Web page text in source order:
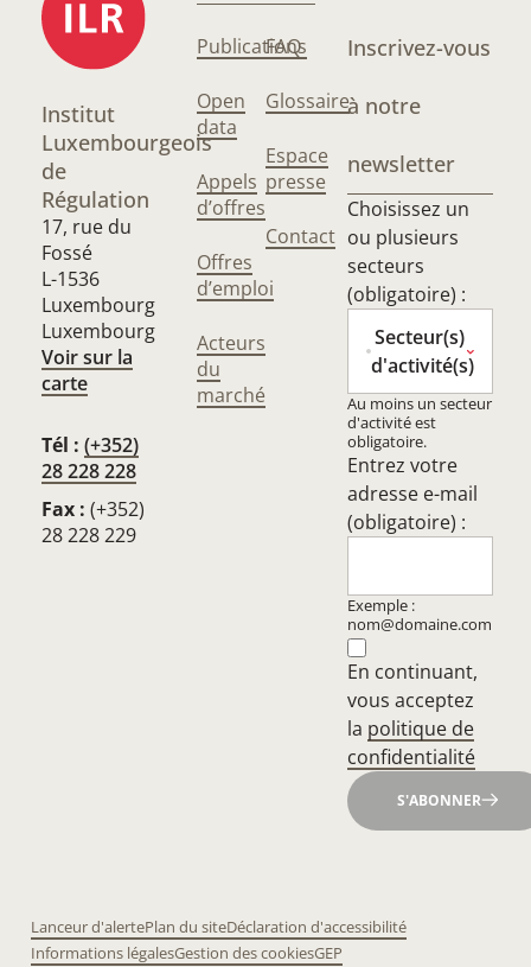
Institut
Luxembourgeois
de
Régulation
17, rue du
Fossé
L-1536
Luxembourg
Luxembourg
Voir sur la
carte
Tél : (+352)
28 228 228
Fax : (+352)
28 228 229
Publications
Open
data
Appels
d’offres
Offres
d’emploi
Acteurs
du
marché
FAQ
Glossaire
Espace
presse
Contact
Inscrivez-vous
à notre
newsletter
Choisissez un
ou plusieurs
secteurs
(obligatoire) :
Secteur(s)
d'activité(s)
Au moins un secteur
d'activité est
obligatoire.
Entrez votre
adresse e-mail
(obligatoire) :
Exemple :
nom@domaine.com
En continuant,
vous acceptez
la politique de
confidentialité
S'ABONNER
Lanceur d'alertePlan du siteDéclaration d'accessibilité
Informations légalesGestion des cookiesGEP